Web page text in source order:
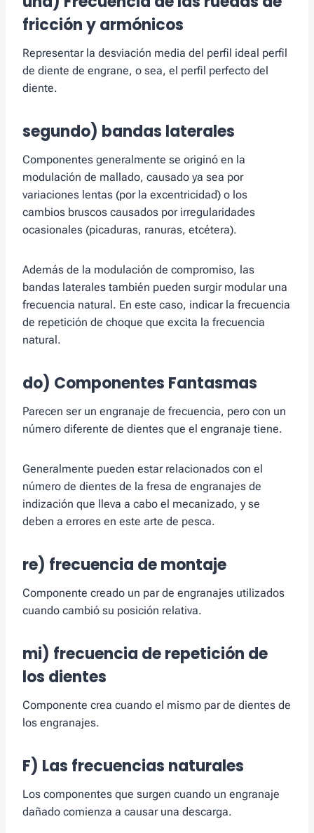
fricción y armónicos
Representar la desviación media del perfil ideal perfil
de diente de engrane, o sea, el perfil perfecto del
diente.
segundo) bandas laterales
Componentes generalmente se originó en la
modulación de mallado, causado ya sea por
variaciones lentas (por la excentricidad) o los
cambios bruscos causados ​​por irregularidades
ocasionales (picaduras, ranuras, etcétera).
Además de la modulación de compromiso, las
bandas laterales también pueden surgir modular una
frecuencia natural. En este caso, indicar la frecuencia
de repetición de choque que excita la frecuencia
natural.
do) Componentes Fantasmas
Parecen ser un engranaje de frecuencia, pero con un
número diferente de dientes que el engranaje tiene.
Generalmente pueden estar relacionados con el
número de dientes de la fresa de engranajes de
indización que lleva a cabo el mecanizado, y se
deben a errores en este arte de pesca.
re) frecuencia de montaje
Componente creado un par de engranajes utilizados
cuando cambió su posición relativa.
mi) frecuencia de repetición de
los dientes
Componente crea cuando el mismo par de dientes de
los engranajes.
F) Las frecuencias naturales
Los componentes que surgen cuando un engranaje
dañado comienza a causar una descarga.